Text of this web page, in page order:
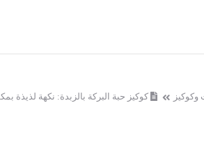
وكوكيز كوكيز حبة البركة بالزبدة: نكهة لذيذة